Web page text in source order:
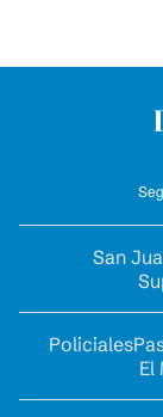
San
Policiales
El